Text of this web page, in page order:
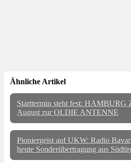
Ähnliche Artikel
Starttermin steht fest: HAMBURG
August zur OLDIE ANTENNE
Pioniergeist auf UKW: Radio
heute Sonderübertragung aus